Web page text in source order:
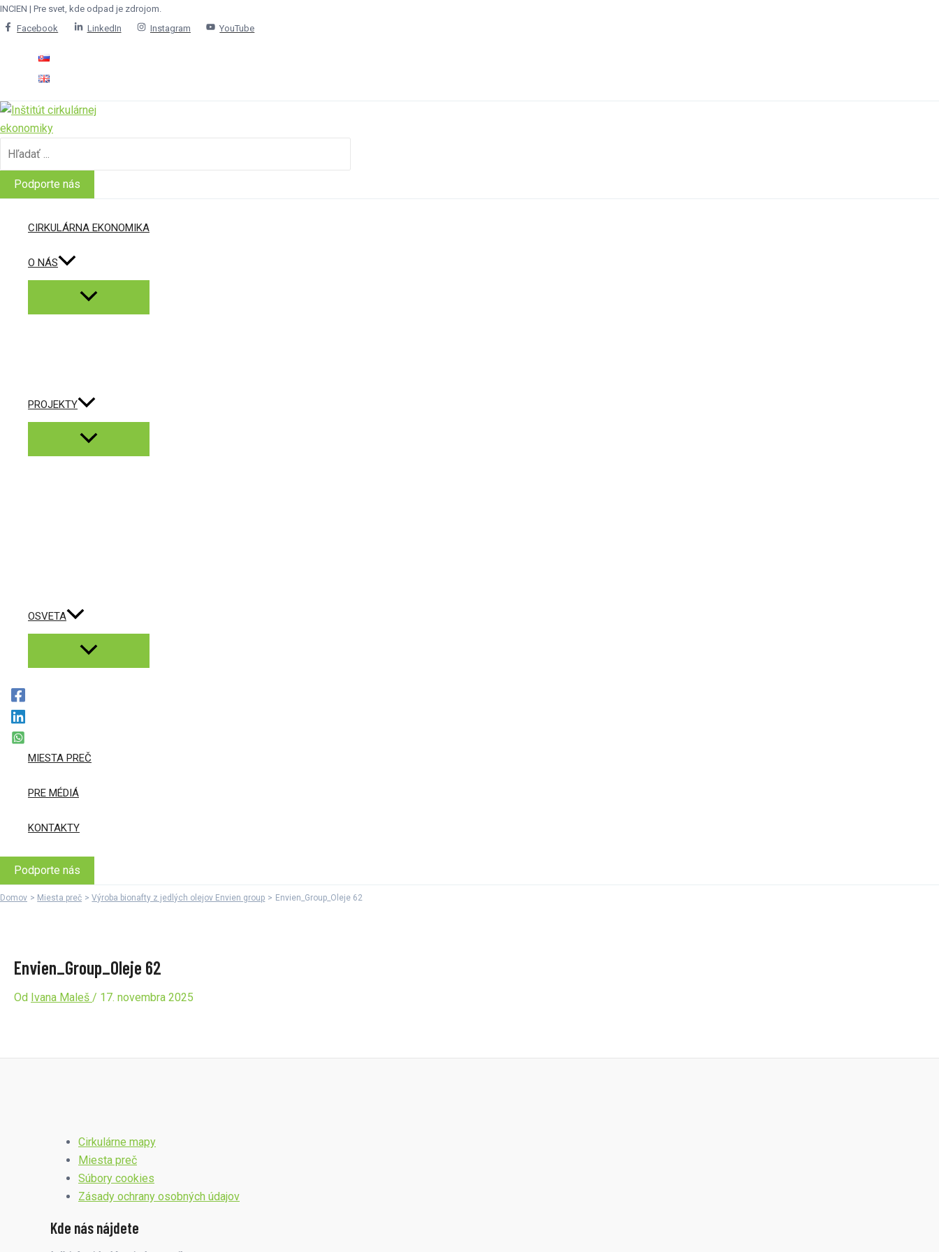
Preskočiť
na
INCIEN | Pre svet, kde odpad je zdrojom.
Facebook
LinkedIn Instagram YouTube
for:
Podporte nás
CIRKULÁRNA EKONOMIKA
O NÁS
Menu
Toggle
PROJEKTY
Menu
Toggle
OSVETA
Menu
Toggle
MIESTA PREČ
PRE MÉDIÁ
KONTAKTY
Podporte nás
Domov Miesta preč Výroba bionafty z jedlých olejov Envien group Envien_Group_Oleje 62
Envien_Group_Oleje 62
Od Ivana Maleš / 17. novembra 2025
Cirkulárne mapy
Miesta preč
Súbory cookies
Zásady ochrany osobných údajov
Kde nás nájdete